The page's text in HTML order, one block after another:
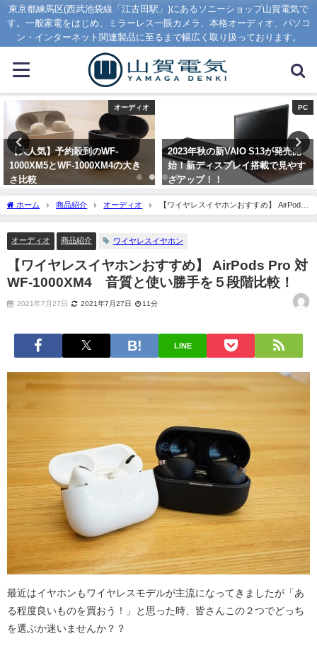
東京都練馬区(西武池袋線「江古田駅」)にあるソニーショップ山賀電気で
す。一般家電をはじめ、ミラーレス一眼カメラ、本格オーディオ、パソコ
ン・インターネット関連製品に至るまで幅広く取り扱っております。
PC
2023年秋の新VAIO S13が発売開
始！新ディスプレイ搭載で見やす
さアップ！！
PC
パソコンのメモリーは何ギガ必
要？１６GB以上をオススメする
ワケとは？
ホーム 商品紹介 オーディオ
【ワイヤレスイヤホンおすすめ】 AirPods
Pro 対 WF-1000XM4 音質と使い勝手を５段階比較！
オーディオ 商品紹介 ワイヤレスイヤホン
【ワイヤレスイヤホンおすすめ】 AirPods Pro 対
WF-1000XM4 音質と使い勝手を５段階比較！
2021年7月27日 2021年7月27日 11分
LINE
最近はイヤホンもワイヤレスモデルが主流になってきましたが「あ
る程度良いものを買おう！」と思った時、皆さんこの２つでどっち
を選ぶか迷いませんか？？